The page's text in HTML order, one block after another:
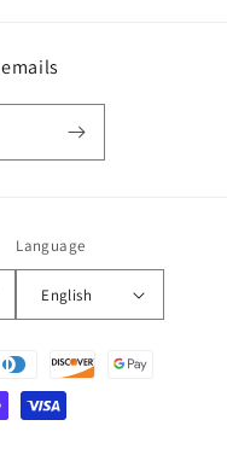
Language
English